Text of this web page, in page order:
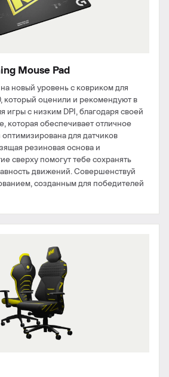
Mouse Pad
новый уровень с ковриком для
который оценили и рекомендуют в
игры с низким DPI, благодаря своей
которая обеспечивает отличное
для датчиков
резиновая основа и
сверху помогут тебе сохранять
движений. Совершенствуй
созданным для победителей